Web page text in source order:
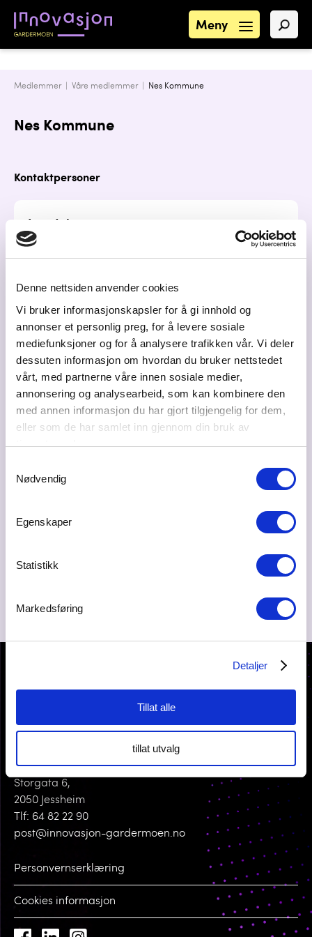
Denne nettsiden anvender cookies
Vi bruker informasjonskapsler for å gi innhold og
annonser et personlig preg, for å levere sosiale
mediefunksjoner og for å analysere trafikken vår. Vi deler
dessuten informasjon om hvordan du bruker nettstedet
vårt, med partnerne våre innen sosiale medier,
annonsering og analysearbeid, som kan kombinere den
med annen informasjon du har gjort tilgjengelig for dem,
eller som de har samlet inn gjennom din bruk av
tjenestene deres.
Nødvendig
Egenskaper
Statistikk
Markedsføring
Detaljer
Tillat alle
tillat utvalg
Meny
Medlemmer | Våre medlemmer| Nes Kommune
Nes Kommune
Kontaktpersoner
Besøksadresse
Rådhusgata 4, 2150 Årnes
Postadresse
Postboks 114, 2151 ÅRNES
Bransje
Web
postmottak@nes.kommune.no
Storgata 6,
2050 Jessheim
Tlf: 64 82 22 90
post@innovasjon-gardermoen.no
Personvernserklæring
Cookies informasjon